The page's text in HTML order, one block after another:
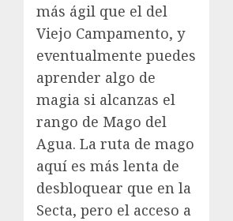
más ágil que el del
Viejo Campamento, y
eventualmente puedes
aprender algo de
magia si alcanzas el
rango de Mago del
Agua. La ruta de mago
aquí es más lenta de
desbloquear que en la
Secta, pero el acceso a